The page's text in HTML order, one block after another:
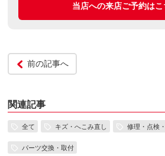
当店への来店ご予約は
前の記事へ
関連記事
全て キズ・へこみ直し 修理・点検
パーツ交換・取付